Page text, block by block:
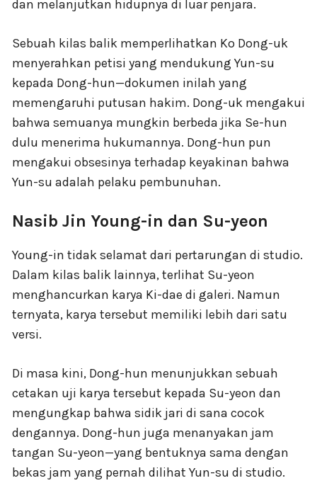
dan melanjutkan hidupnya di luar penjara.
Sebuah kilas balik memperlihatkan Ko Dong-uk
menyerahkan petisi yang mendukung Yun-su
kepada Dong-hun—dokumen inilah yang
memengaruhi putusan hakim. Dong-uk mengakui
bahwa semuanya mungkin berbeda jika Se-hun
dulu menerima hukumannya. Dong-hun pun
mengakui obsesinya terhadap keyakinan bahwa
Yun-su adalah pelaku pembunuhan.
Nasib Jin Young-in dan Su-yeon
Young-in tidak selamat dari pertarungan di studio.
Dalam kilas balik lainnya, terlihat Su-yeon
menghancurkan karya Ki-dae di galeri. Namun
ternyata, karya tersebut memiliki lebih dari satu
versi.
Di masa kini, Dong-hun menunjukkan sebuah
cetakan uji karya tersebut kepada Su-yeon dan
mengungkap bahwa sidik jari di sana cocok
dengannya. Dong-hun juga menanyakan jam
tangan Su-yeon—yang bentuknya sama dengan
bekas jam yang pernah dilihat Yun-su di studio.